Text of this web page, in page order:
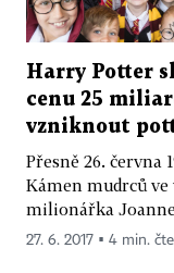
Harry Potter
cenu 25
vzniknout
Přesně 26.
Kámen mudrců ve
milionářka
27. 6. 2017 ▪ 4 min.